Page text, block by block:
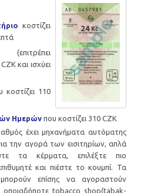
κοστίζει
(επιτρέπει
και ισχύει
κοστίζει 110
Ημερών που κοστίζει 310 CZK
έχει μηχανήματα αυτόματης
την αγορά των εισιτηρίων, απλά
τα κέρματα, επιλέξτε πιο
και πιέστε το κουμπί. Τα
μπορούν επίσης να αγοραστούν
οποιαδήποτε tobacco shop(tabak-